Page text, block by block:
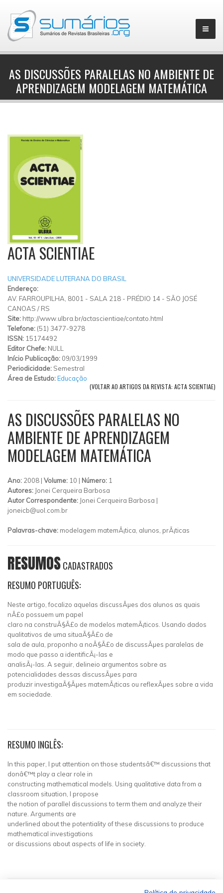
▼
AS DISCUSSÕES PARALELAS NO AMBIENTE DE
APRENDIZAGEM MODELAGEM MATEMÁTICA
ACTA SCIENTIAE
UNIVERSIDADE LUTERANA DO BRASIL
Endereço:
AV. FARROUPILHA, 8001 - SALA 218 - PRÉDIO 14 - SÃO JOSÉ
CANOAS / RS
Site: http://www.ulbra.br/actascientiae/contato.html
Telefone: (51) 3477-9278
ISSN: 15174492
Editor Chefe: NULL
Início Publicação: 09/03/1999
Periodicidade: Semestral
Área de Estudo:Educação
(VOLTAR AO ARTIGOS DA REVISTA: ACTA SCIENTIAE)
AS DISCUSSÕES PARALELAS NO
AMBIENTE DE APRENDIZAGEM
MODELAGEM MATEMÁTICA
Ano: 2008 | Volume: 10 | Número: 1
Autores: Jonei Cerqueira Barbosa
Autor Correspondente: Jonei Cerqueira Barbosa |
joneicb@uol.com.br
Palavras-chave:modelagem matemÃ¡tica, alunos, prÃ¡ticas
RESUMOSCADASTRADOS
RESUMO PORTUGUÊS:
Neste artigo, focalizo aquelas discussÃµes dos alunos as quais
nÃ£o possuem um papel
claro na construÃ§Ã£o de modelos matemÃ¡ticos. Usando dados
qualitativos de uma situaÃ§Ã£o de
sala de aula, proponho a noÃ§Ã£o de discussÃµes paralelas de
modo que passo a identificÃ¡-las e
analisÃ¡-las. A seguir, delineio argumentos sobre as
potencialidades dessas discussÃµes para
produzir investigaÃ§Ãµes matemÃ¡ticas ou reflexÃµes sobre a vida
em sociedade.
RESUMO INGLÊS:
In this paper, I put attention on those studentsâ€™ discussions that
donâ€™t play a clear role in
constructing mathematical models. Using qualitative data from a
classroom situation, I propose
the notion of parallel discussions to term them and analyze their
nature. Arguments are
underlined about the potentiality of these discussions to produce
mathematical investigations
or discussions about aspects of life in society.